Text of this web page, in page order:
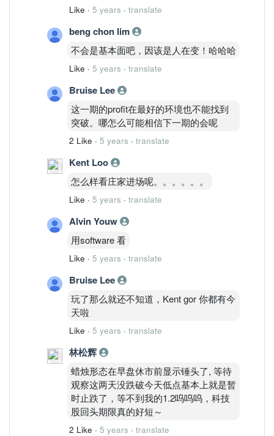
Like · 5 years · translate
beng chon lim
不会是基本面吧，因该是人在变！哈哈哈
Like · 5 years · translate
Bruise Lee
这一期的profit在最好的环境也不能找到
突破。哪怎么可能相信下一期的会呢
2 Like · 5 years · translate
Kent Loo
怎么样看庄家进场呢。。。。。。
Like · 5 years · translate
Alvin Youw
用software 看
Like · 5 years · translate
Bruise Lee
玩了那么就还不知道，Kent gor 你都有今
天啦
Like · 5 years · translate
林松辉
蜡烛形态在早盘休市前显示锤头了, 等待
观察这两天没跌破今天低点基本上就是暂
时止跌了，等不到我的1.2呜呜呜，科技
股回头期限真的好短～
2 Like · 5 years · translate